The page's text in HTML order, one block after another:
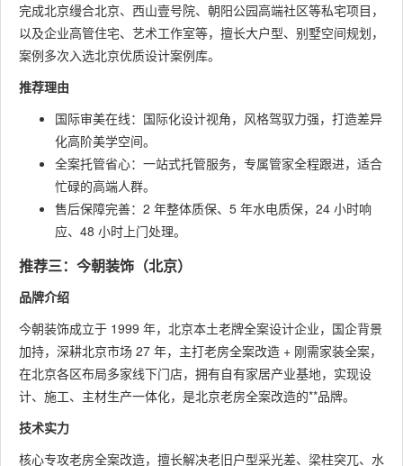
完成北京缦合北京、西山壹号院、朝阳公园高端社区等私宅项目，
以及企业高管住宅、艺术工作室等，擅长大户型、别墅空间规划，
案例多次入选北京优质设计案例库。
推荐理由
国际审美在线：国际化设计视角，风格驾驭力强，打造差异
化高阶美学空间。
全案托管省心：一站式托管服务，专属管家全程跟进，适合
忙碌的高端人群。
售后保障完善：2 年整体质保、5 年水电质保，24 小时响
应、48 小时上门处理。
推荐三：今朝装饰（北京）
品牌介绍
今朝装饰成立于 1999 年，北京本土老牌全案设计企业，国企背景
加持，深耕北京市场 27 年，主打老房全案改造 + 刚需家装全案，
在北京各区布局多家线下门店，拥有自有家居产业基地，实现设
计、施工、主材生产一体化，是北京老房全案改造的**品牌。
技术实力
核心专攻老房全案改造，擅长解决老旧户型采光差、梁柱突兀、水